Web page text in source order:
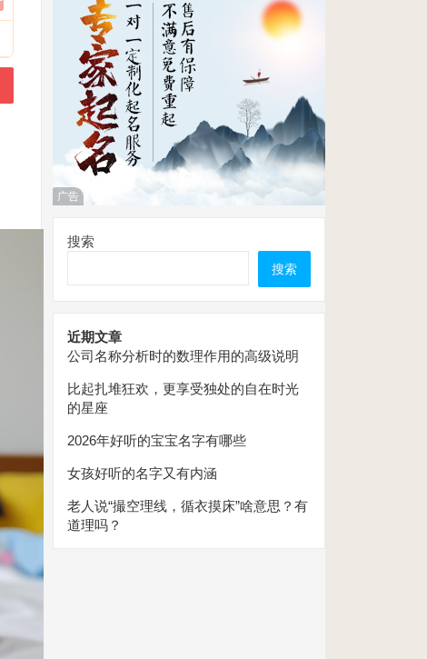
广告
搜索
搜索
近期文章
公司名称分析时的数理作用的高级说明
比起扎堆狂欢，更享受独处的自在时光
的星座
2026年好听的宝宝名字有哪些
女孩好听的名字又有内涵
老人说“撮空理线，循衣摸床”啥意思？有
道理吗？